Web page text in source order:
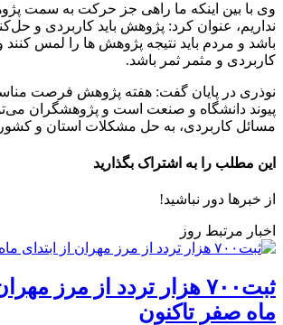
وی با بین اینکه ما راهی جز حرکت به سمت
نداریم، عنوان کرد: پژوهش باید کاربردی و
باشد و مردم باید نتیجه پژوهش ها را لمس کنند
کاربردی و مثمر ثمر باشد.
نوذری در پایان گفت: هفته پژوهش فرصت
پیوند دانشگاه و صنعت است و پژوهشگران
مسائل کاربردی، به حل مشکلات استان و
این مطلب را به اشتراک بگذارید
از خبرها دور نباشید!
اخبار مرتبط روز
ثبت۷۰۰ هزار تردد از مرز
ماه صفر تاکنون